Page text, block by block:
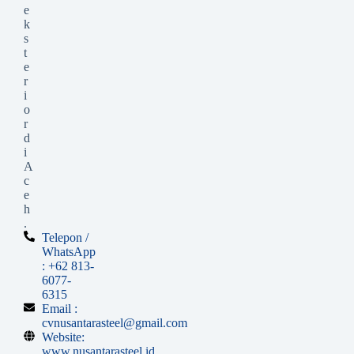
e
k
s
t
e
r
i
o
r
d
i
A
c
e
h
.
Telepon /
WhatsApp
: +62 813-
6077-
6315
Email :
cvnusantarasteel@gmail.com
Website:
www.nusantarasteel.id